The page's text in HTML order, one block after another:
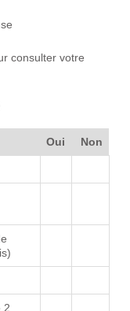
consulter votre
Oui Non
2